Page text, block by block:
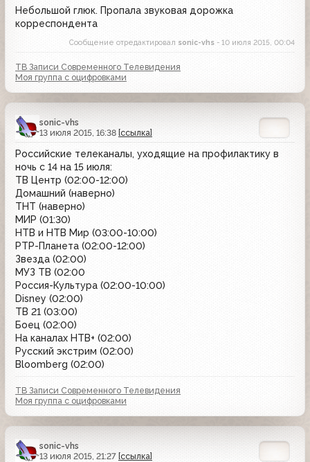
Небольшой глюк. Пропала звуковая дорожка
корреспондента
Сообщение отредактировал sonic-vhs - 10 июля 2015, 00:04
ТВ Записи Современного Телевидения
Моя группа с оцифровками
sonic-vhs
13 июля 2015, 16:38 [ссылка]
Российские телеканалы, уходящие на профилактику в
ночь с 14 на 15 июля:
ТВ Центр (02:00-12:00)
Домашний (наверно)
ТНТ (наверно)
МИР (01:30)
НТВ и НТВ Мир (03:00-10:00)
РТР-Планета (02:00-12:00)
Звезда (02:00)
МУЗ ТВ (02:00
Россия-Культура (02:00-10:00)
Disney (02:00)
ТВ 21 (03:00)
Боец (02:00)
На каналах НТВ+ (02:00)
Русский экстрим (02:00)
Bloomberg (02:00)
ТВ Записи Современного Телевидения
Моя группа с оцифровками
sonic-vhs
13 июля 2015, 21:27 [ссылка]